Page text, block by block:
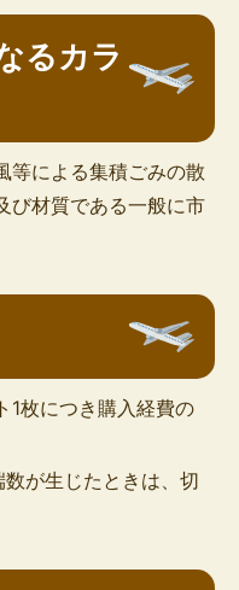
るカラ
等による集積ごみの散
び材質である一般に市
1枚につき購入経費の
が生じたときは、切